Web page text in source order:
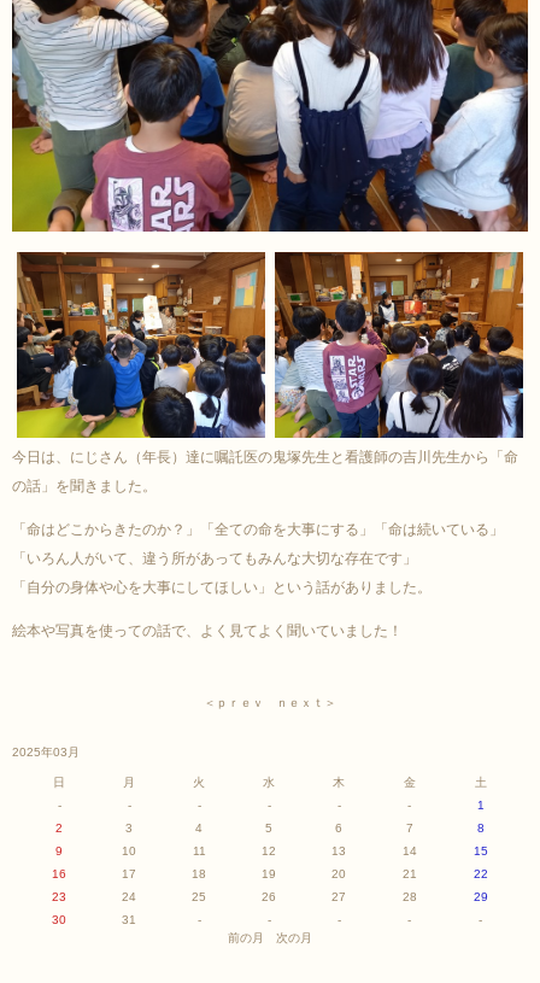
今日は、にじさん（年長）達に嘱託医の鬼塚先生と看護師の吉川先生から「命
の話」を聞きました。
「命はどこからきたのか？」「全ての命を大事にする」「命は続いている」
「いろん人がいて、違う所があってもみんな大切な存在です」
「自分の身体や心を大事にしてほしい」という話がありました。
絵本や写真を使っての話で、よく見てよく聞いていました！
＜ｐｒｅｖ ｎｅｘｔ＞
2025年03月
日 月 火 水 木 金
土
-
- - - - -
1
2
3 4 5 6 7
8
9
10 11 12 13 14
15
16
17 18 19 20 21
22
23
24 25 26 27 28
29
30
31 - - - -
-
前の月
次の月